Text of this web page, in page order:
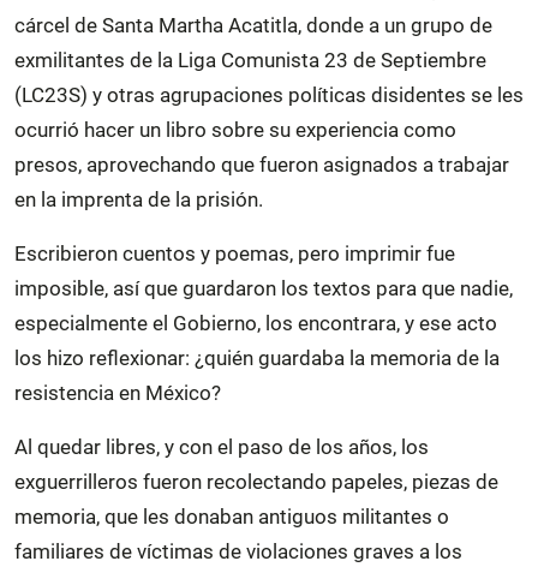
cárcel de Santa Martha Acatitla, donde a un grupo de
exmilitantes de la Liga Comunista 23 de Septiembre
(LC23S) y otras agrupaciones políticas disidentes se les
ocurrió hacer un libro sobre su experiencia como
presos, aprovechando que fueron asignados a trabajar
en la imprenta de la prisión.
Escribieron cuentos y poemas, pero imprimir fue
imposible, así que guardaron los textos para que nadie,
especialmente el Gobierno, los encontrara, y ese acto
los hizo reflexionar: ¿quién guardaba la memoria de la
resistencia en México?
Al quedar libres, y con el paso de los años, los
exguerrilleros fueron recolectando papeles, piezas de
memoria, que les donaban antiguos militantes o
familiares de víctimas de violaciones graves a los